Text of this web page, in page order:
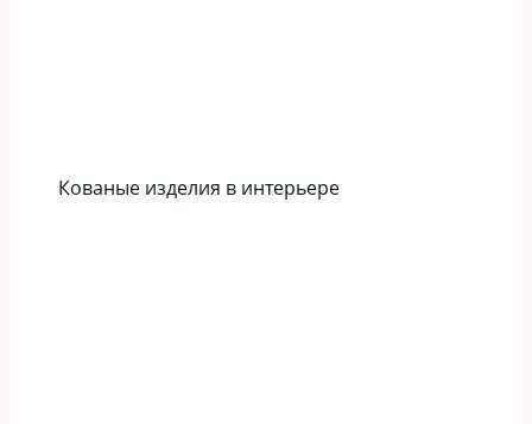
Кованые изделия в интерьере